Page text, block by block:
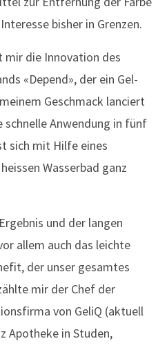
bisher in Grenzen.
mir die Innovation des
«Depend», der ein Gel-
Geschmack lanciert
schnelle Anwendung in fünf
sich mit Hilfe eines
Wasserbad ganz
und der langen
allem auch das leichte
der unser gesamtes
mir der Chef der
von GeliQ (aktuell
Apotheke in Studen,